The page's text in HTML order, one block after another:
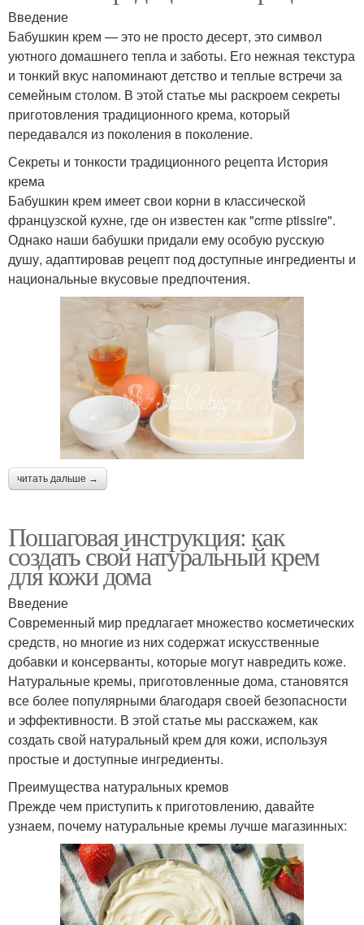
Введение
Бабушкин крем — это не просто десерт, это символ
уютного домашнего тепла и заботы. Его нежная текстура
и тонкий вкус напоминают детство и теплые встречи за
семейным столом. В этой статье мы раскроем секреты
приготовления традиционного крема, который
передавался из поколения в поколение.
Секреты и тонкости традиционного рецепта История
крема
Бабушкин крем имеет свои корни в классической
французской кухне, где он известен как "crme ptissire".
Однако наши бабушки придали ему особую русскую
душу, адаптировав рецепт под доступные ингредиенты и
национальные вкусовые предпочтения.
читать дальше →
Пошаговая инструкция: как
создать свой натуральный крем
для кожи дома
Введение
Современный мир предлагает множество косметических
средств, но многие из них содержат искусственные
добавки и консерванты, которые могут навредить коже.
Натуральные кремы, приготовленные дома, становятся
все более популярными благодаря своей безопасности
и эффективности. В этой статье мы расскажем, как
создать свой натуральный крем для кожи, используя
простые и доступные ингредиенты.
Преимущества натуральных кремов
Прежде чем приступить к приготовлению, давайте
узнаем, почему натуральные кремы лучше магазинных: